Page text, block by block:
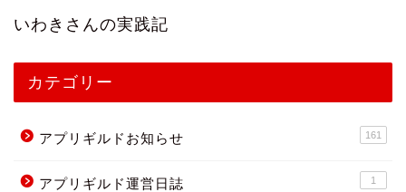
いわきさんの実践記
カテゴリー
アプリギルドお知らせ 161
アプリギルド運営日誌 1